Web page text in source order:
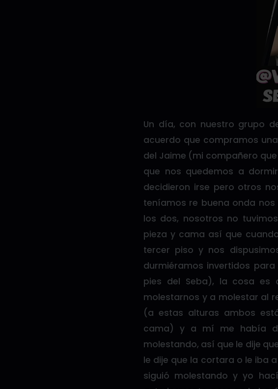
Un día, con nuestro grupo
acuerdo que compramos
del Jaime (mi compañero
que nos quedemos a
decidieron irse pero otros
teníamos re buena onda
los dos, nosotros no
pieza y cama así que
tercer piso y nos
durmiéramos invertidos
pies del Seba), la cosa es
molestarnos y a molestar al
(a estas alturas ambos
cama) y a mí me había
molestando, así que le dije
le dije que la cortara o le iba
siguió molestando y yo